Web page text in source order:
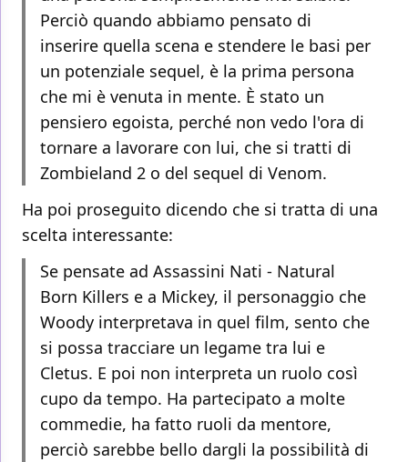
Perciò quando abbiamo pensato di
inserire quella scena e stendere le basi per
un potenziale sequel, è la prima persona
che mi è venuta in mente. È stato un
pensiero egoista, perché non vedo l'ora di
tornare a lavorare con lui, che si tratti di
Zombieland 2 o del sequel di Venom.
Ha poi proseguito dicendo che si tratta di una
scelta interessante:
Se pensate ad Assassini Nati - Natural
Born Killers e a Mickey, il personaggio che
Woody interpretava in quel film, sento che
si possa tracciare un legame tra lui e
Cletus. E poi non interpreta un ruolo così
cupo da tempo. Ha partecipato a molte
commedie, ha fatto ruoli da mentore,
perciò sarebbe bello dargli la possibilità di